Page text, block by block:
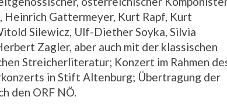
Heinrich Gattermeyer, Kurt Rapf, Kurt
Silewicz, Ulf-Diether Soyka, Silvia
Zagler, aber auch mit der klassischen
Streicherliteratur; Konzert im Rahmen
in Stift Altenburg; Übertragung der
den ORF NÖ.